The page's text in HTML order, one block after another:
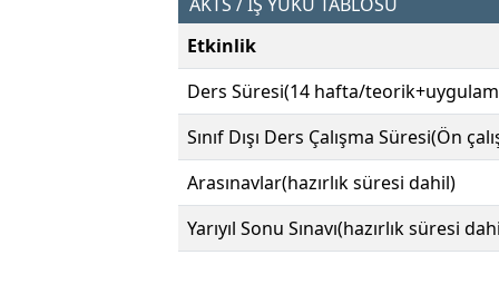
Etkinlik
Ders Süresi(14 hafta/
Sınıf Dışı Ders Çalışma Süresi(Ön
Arasınavlar(hazırlık süresi dahil)
Yarıyıl Sonu Sınavı(hazırlık süresi